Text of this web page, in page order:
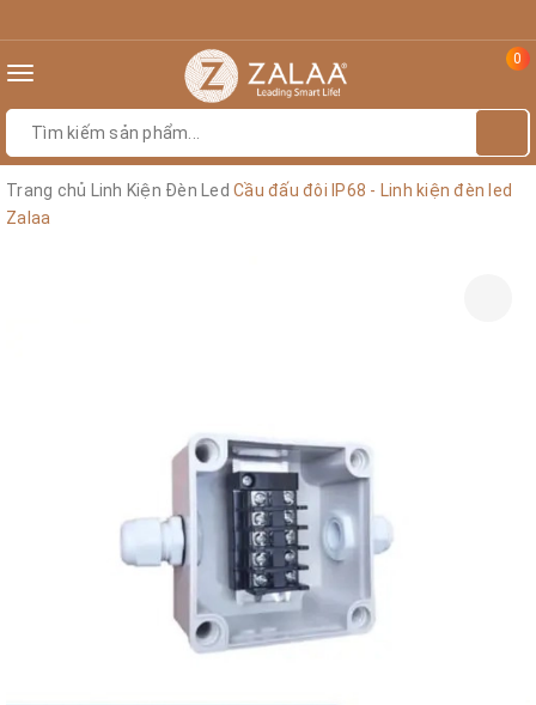
Toggle
0
Trang chủ Linh Kiện Đèn Led Cầu đấu đôi IP68 - Linh kiện đèn led
Zalaa